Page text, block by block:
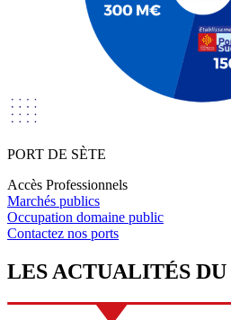
PORT DE SÈTE
Accès Professionnels
Marchés publics
Occupation domaine public
Contactez nos ports
LES ACTUALITÉS DU